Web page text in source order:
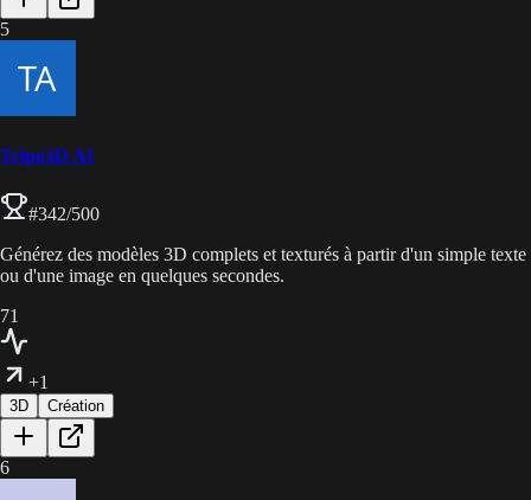
5
Tripo3D AI
#342/500
Générez des modèles 3D complets et texturés à partir d'un simple texte
ou d'une image en quelques secondes.
71
+1
3D Création
6